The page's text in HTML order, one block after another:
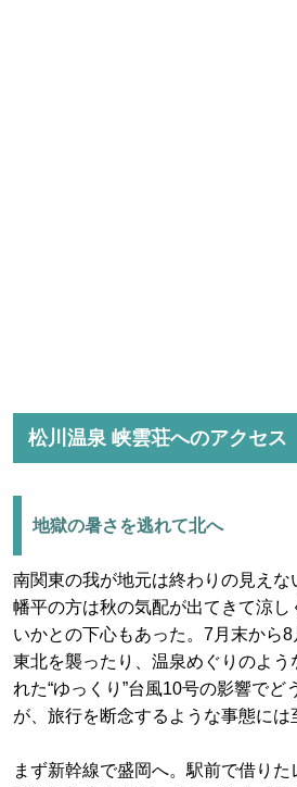
松川温泉 峡雲荘へのアクセス
地獄の暑さを逃れて北へ
南関東の我が地元は終わりの見えな
幡平の方は秋の気配が出てきて涼し
いかとの下心もあった。7月末から
東北を襲ったり、温泉めぐりのよ
れた“ゆっくり”台風10号の影響でど
が、旅行を断念するような事態には
まず新幹線で盛岡へ。駅前で借りた